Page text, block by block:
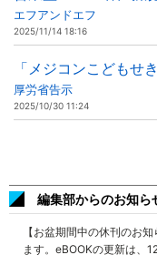
エフアンドエフ
2025/11/14 18:16
「メジコンこどもせ
厚労省告示
2025/10/30 11:24
編集部からのお知ら
【お盆期間中の休刊のお
ます。eBOOKの更新は、